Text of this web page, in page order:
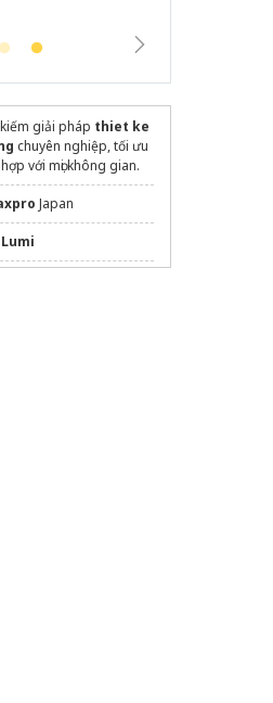
giải pháp thiet ke
chuyên nghiệp, tối ưu
với mọi không gian.
Japan